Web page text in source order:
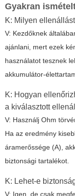
Gyakran
K: Milyen
V: Kezdőknek
ajánlani, mert ezek
használatot tesznek
akkumulátor-
K: Hogyan
a kiválasztott
V: Használj Ohm
Ha az eredmény
áramerőssége (A),
biztonsági tartalékot.
K: Lehet-e
V: Igen, de csak